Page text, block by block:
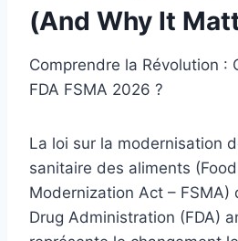
(And Why It
Comprendre la Révolution :
FDA FSMA 2026 ?
La loi sur la modernisation
sanitaire des aliments
Modernization Act – FSMA)
Drug Administration (FDA)